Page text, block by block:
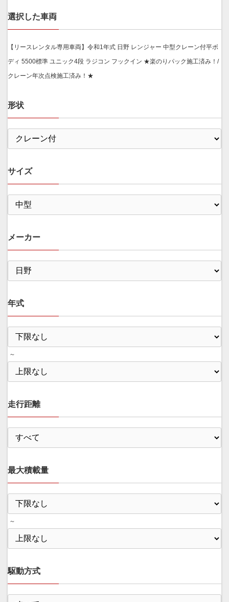
選択した車両
【リースレンタル専用車両】令和1年式 日野 レンジャー 中型クレーン付平ボ
ディ 5500標準 ユニック4段 ラジコン フックイン ★楽のりパック施工済み！/
クレーン年次点検施工済み！★
形状
サイズ
メーカー
年式
～
走行距離
最大積載量
～
駆動方式